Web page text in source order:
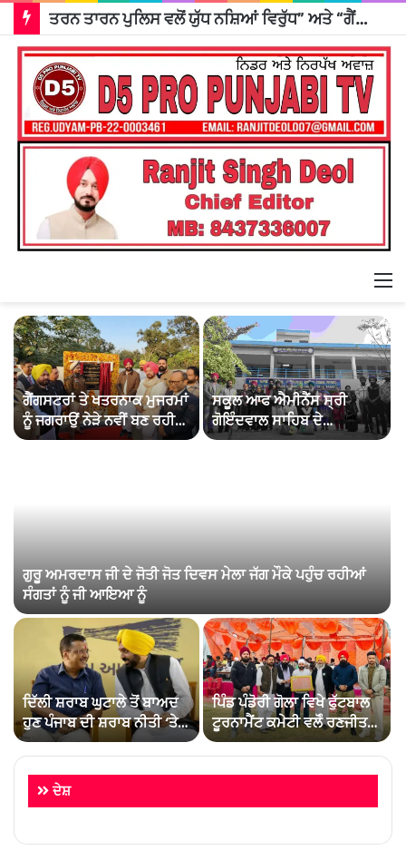
ਤਰਨ ਤਾਰਨ ਪੁਲਿਸ ਵਲੋਂ ਯੁੱਧ ਨਸ਼ਿਆਂ ਵਿਰੁੱਧ” ਅਤੇ “ਗੈਂਗਸਟਰਾਂ ‘ਤੇ ਵਾਰ” ਮੁਹਿੰਮ ਤਹਿਤ ਚਲਾਇਆ ਸਰਚ ਅਭਿਆਨ
ਗੁਰੂ ਅਮਰਦਾਸ ਜੀ ਦੇ ਜੋਤੀ ਜੋਤ ਦਿਵਸ ਮੇਲਾ ਜੱਗ ਮੌਕੇ ਪਹੁੰਚ ਰਹੀਆਂ
ਸੰਗਤਾਂ ਨੂੰ ਜੀ ਆਇਆ ਨੂੰ
ਗੈਂਗਸਟਰਾਂ ਤੇ ਖਤਰਨਾਕ ਮੁਜਰਮਾਂ
ਨੂੰ ਜਗਰਾਉਂ ਨੇੜੇ ਨਵੀਂ ਬਣ ਰਹੀ
ਹਾਈ ਪ੍ਰੋਫਾਈਲ ਸਕਿਉਰਟੀ
ਸਕੂਲ ਆਫ ਐਮੀਨੈਂਸ ਸ੍ਰੀ
ਗੋਇੰਦਵਾਲ ਸਾਹਿਬ ਦੇ
ਵਿਦਿਆਰਥੀਆਂ ਸਟੇਟ ਪੱਧਰੀ
ਦਿੱਲੀ ਸ਼ਰਾਬ ਘੁਟਾਲੇ ਤੋਂ ਬਾਅਦ
ਹੁਣ ਪੰਜਾਬ ਦੀ ਸ਼ਰਾਬ ਨੀਤੀ ‘ਤੇ
ਘਪਲੇ ਦਾ ਸ਼ੱਕ; ਹੋਣ ਜਾ ਰਹੀ
ਸ਼ਿਕਾਇਤ
ਪਿੰਡ ਪੰਡੋਰੀ ਗੋਲਾ ਵਿਖੇ ਫੁੱਟਬਾਲ
ਟੂਰਨਾਮੈਂਟ ਕਮੇਟੀ ਵਲੋੰ ਰਣਜੀਤ
ਸਿੰਘ ਪਵਾਰ ਸਨਮਾਨਿਤ
ਦੇਸ਼